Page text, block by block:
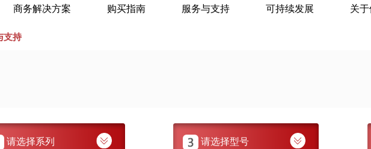
商务解决方案 购买指南 服务与支持 可持续发展 关
支持
请选择系列 请选择型号